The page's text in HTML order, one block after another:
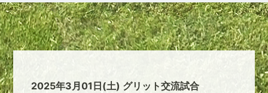
2025年3月01日(土) グリット交流試合